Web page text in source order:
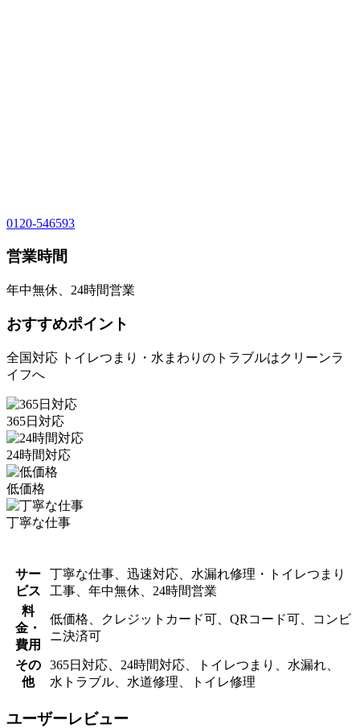
0120-546593
営業時間
年中無休、24時間営業
おすすめポイント
全国対応 トイレつまり・水まわりのトラブルはクリーンラ
イフへ
365日対応
24時間対応
低価格
丁寧な仕事
サー
ビス
丁寧な仕事、迅速対応、水漏れ修理・トイレつまり
工事、年中無休、24時間営業
料
金・
費用
低価格、クレジットカード可、QRコード可、コンビ
ニ決済可
その
他
365日対応、24時間対応、トイレつまり、水漏れ、
水トラブル、水道修理、トイレ修理
ユーザーレビュー